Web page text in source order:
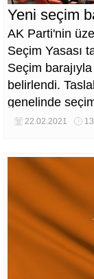
Yeni seçim
AK Parti'nin
Seçim Yasası
Seçim
belirlendi.
genelinde
için seçim
22.02.2021